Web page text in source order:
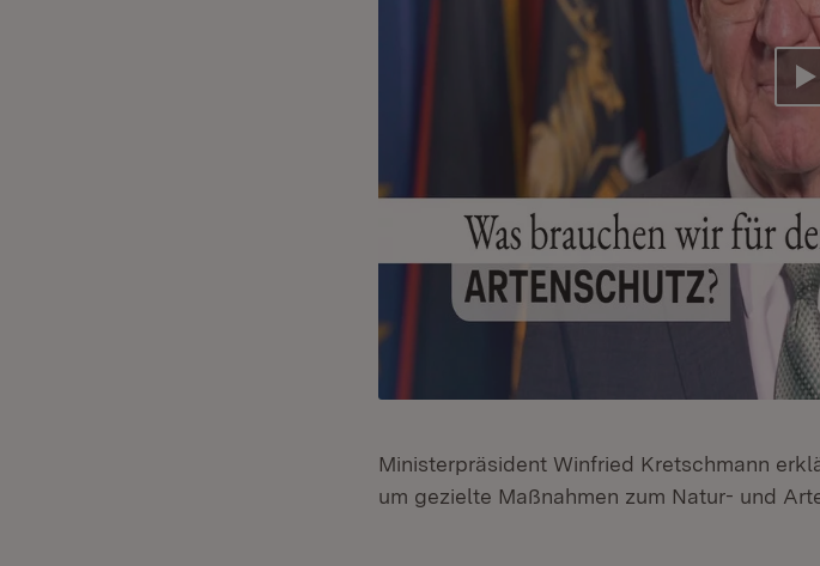
Ministerpräsident Winfried Kretschmann
um gezielte Maßnahmen zum Natur- und